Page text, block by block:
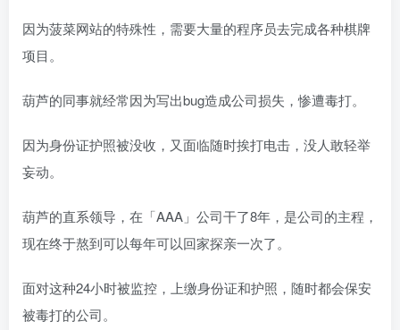
因为菠菜网站的特殊性，需要大量的程序员去完成各种棋牌
项目。
葫芦的同事就经常因为写出bug造成公司损失，惨遭毒打。
因为身份证护照被没收，又面临随时挨打电击，没人敢轻举
妄动。
葫芦的直系领导，在「AAA」公司干了8年，是公司的主程，
现在终于熬到可以每年可以回家探亲一次了。
面对这种24小时被监控，上缴身份证和护照，随时都会保安
被毒打的公司。